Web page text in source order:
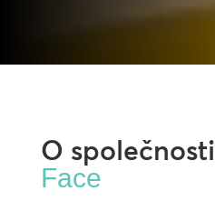
O společnosti
Face